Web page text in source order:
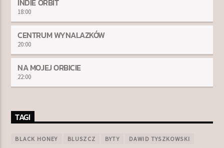
INDIE ORBIT
18:00
CENTRUM WYNALAZKÓW
20:00
NA MOJEJ ORBICIE
22:00
TAGI
BLACK HONEY BLUSZCZ BYTY DAWID TYSZKOWSKI